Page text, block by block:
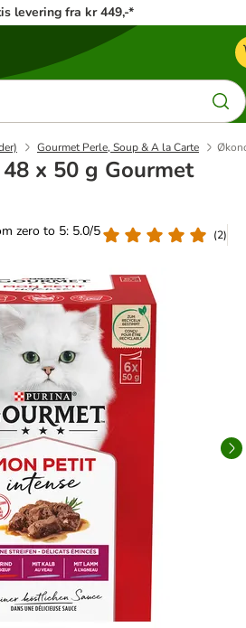
levering fra kr 449,-*
Gourmet Perle, Soup & A la Carte
x 50 g Gourmet
zero to 5: 5.0/5
(2)